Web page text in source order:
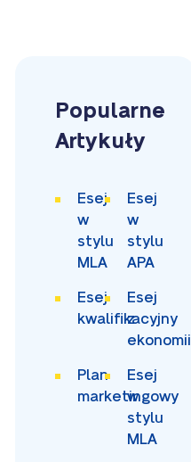
Popularne
Artykuły
Esej
w
stylu
MLA
Esej
w
stylu
APA
Esej
kwalifikacyjny
Esej
z
ekonomii
Plan
marketingowy
Esej
w
stylu
MLA